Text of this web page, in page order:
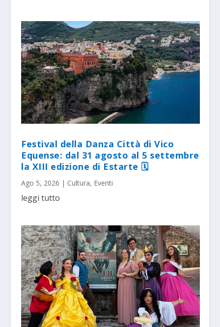
Festival della Danza Città di Vico
Equense: dal 31 agosto al 5 settembre
la XIII edizione di Estarte 🗓
Ago 5, 2026 | Cultura, Eventi
leggi tutto